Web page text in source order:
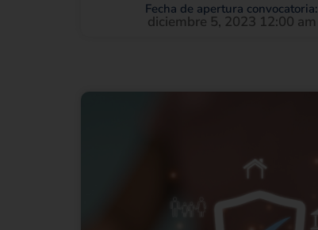
Fecha de apertura convocatoria:
diciembre 5, 2023 12:00 am